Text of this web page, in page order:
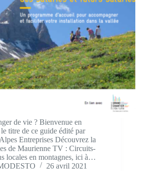
de vie ? Bienvenue en
titre de ce guide édité par
Entreprises Découvrez la
de Maurienne TV : Circuits-
locales en montagnes, ici à…
26 avril 2021